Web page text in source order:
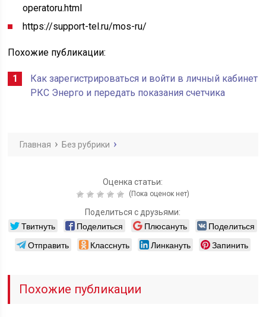
operatoru.html
https://support-tel.ru/mos-ru/
Похожие публикации:
Как зарегистрироваться и войти в личный кабинет
РКС Энерго и передать показания счетчика
Главная Без рубрики
Оценка статьи:
(Пока оценок нет)
Поделиться с друзьями:
Твитнуть Поделиться Плюсануть
Поделиться
Отправить
Класснуть Линкануть Запинить
Похожие публикации